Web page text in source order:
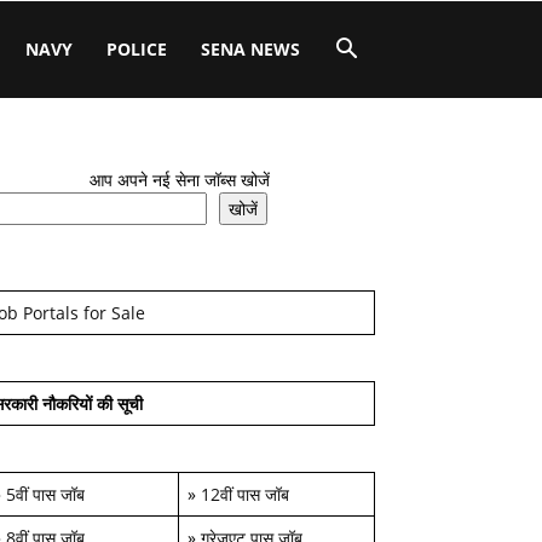
NAVY POLICE SENA NEWS
आप अपने नई सेना जॉब्स खोजें
खोजें
Portals for Sale
नौकरियों की सूची
5वीं पास जॉब » 12वीं पास जॉब